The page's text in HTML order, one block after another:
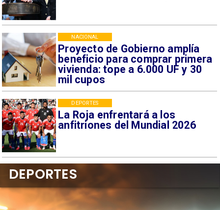
Proyecto de Gobierno amplía
beneficio para comprar primera
vivienda: tope a 6.000 UF y 30
mil cupos
NACIONAL
La Roja enfrentará a los
anfitriones del Mundial 2026
DEPORTES
DEPORTES